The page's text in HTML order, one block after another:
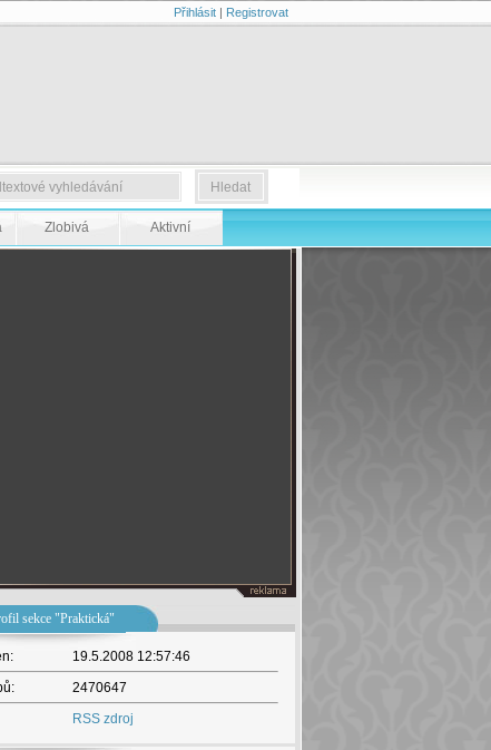
Přihlásit| Registrovat
Zlobivá Aktivní
sekce "Praktická"
19.5.2008 12:57:46
2470647
RSS zdroj